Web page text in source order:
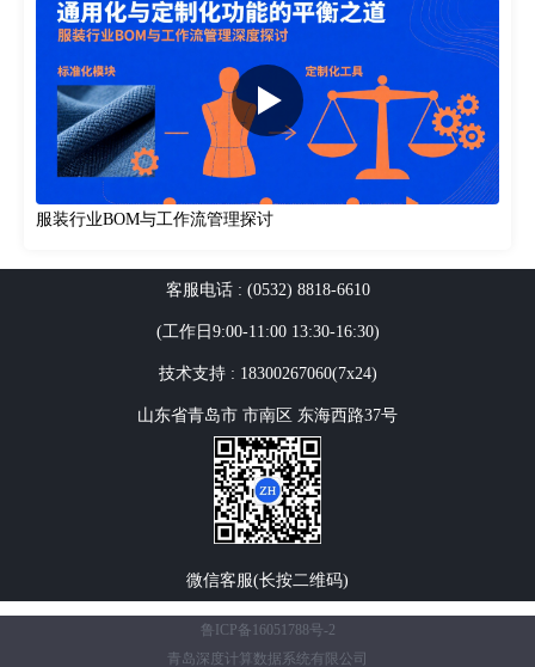
服装行业BOM与工作流管理探讨
客服电话 : (0532) 8818-6610
(工作日9:00-11:00 13:30-16:30)
技术支持 : 18300267060(7x24)
山东省青岛市 市南区 东海西路37号
微信客服(长按二维码)
鲁ICP备16051788号-2
青岛深度计算数据系统有限公司